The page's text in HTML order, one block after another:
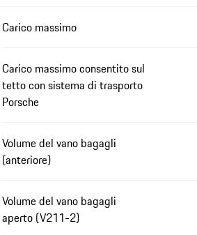
Carico massimo
Carico massimo consentito sul
tetto con sistema di trasporto
Porsche
Volume del vano bagagli
(anteriore)
Volume del vano bagagli
aperto (V211-2)